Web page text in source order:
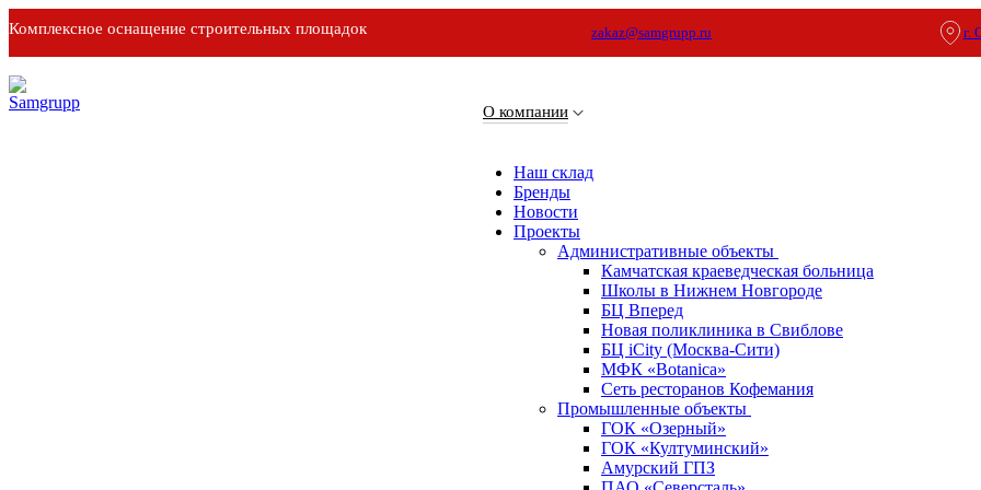
Комплексное оснащение строительных площадок zakaz@samgrupp.ru г.
О компании
Наш склад
Бренды
Новости
Проекты
Административные объекты
Камчатская краеведческая больница
Школы в Нижнем Новгороде
БЦ Вперед
Новая поликлиника в Свиблове
БЦ iCity (Москва-Сити)
МФК «Botanica»
Сеть ресторанов Кофемания
Промышленные объекты
ГОК «Озерный»
ГОК «Култуминский»
Амурский ГПЗ